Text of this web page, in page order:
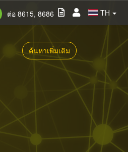
TH
ต่อ 8615, 8686
ค้นหาเพิ่มเติม